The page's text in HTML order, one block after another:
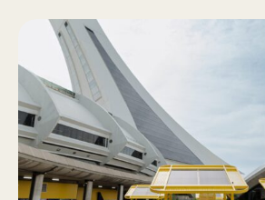
Espace Solaire du Parc Olympique